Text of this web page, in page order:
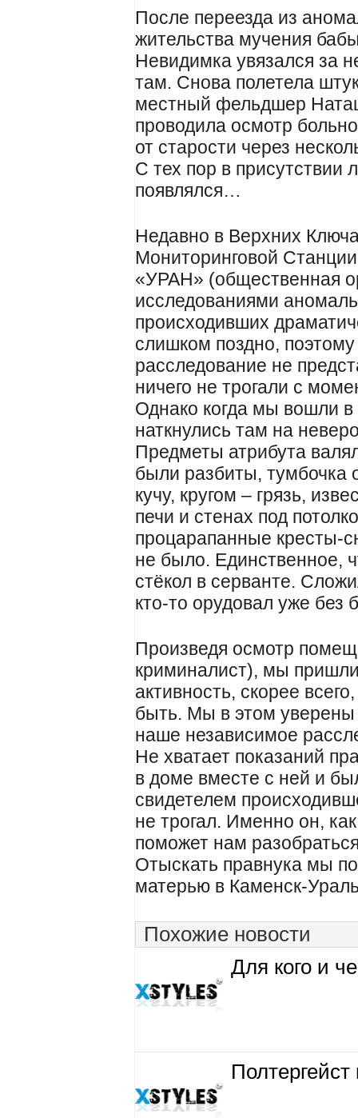
После переезда из
жительства мучения
Невидимка увязался за
там. Снова полетела
местный фельдшер
проводила осмотр
от старости через
С тех пор в присутствии
появлялся…
Недавно в Верхних
Мониторинговой
«УРАН» (общественная
исследованиями
происходивших
слишком поздно,
расследование не
ничего не трогали с
Однако когда мы вошли
наткнулись там на
Предметы атрибута
были разбиты, тумбочка
кучу, кругом – грязь,
печи и стенах под
процарапанные кресты-
не было. Единственное,
стёкол в серванте.
кто-то орудовал уже без
Произведя осмотр
криминалист), мы
активность, скорее
быть. Мы в этом уверены
наше независимое
Не хватает показаний
в доме вместе с ней и
свидетелем
не трогал. Именно он,
поможет нам
Отыскать правнука мы
матерью в Каменск-
Похожие новости
Для кого и